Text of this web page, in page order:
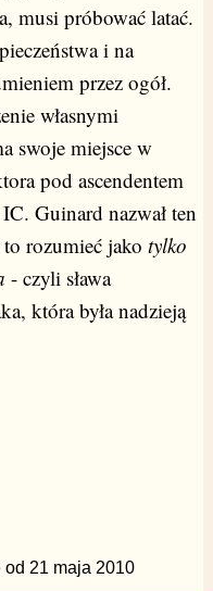
musi próbować latać.
i na
przez ogół.
własnymi
swoje miejsce w
pod ascendentem
Guinard nazwał ten
to rozumieć jako tylko
- czyli sława
która była nadzieją
od 21 maja 2010